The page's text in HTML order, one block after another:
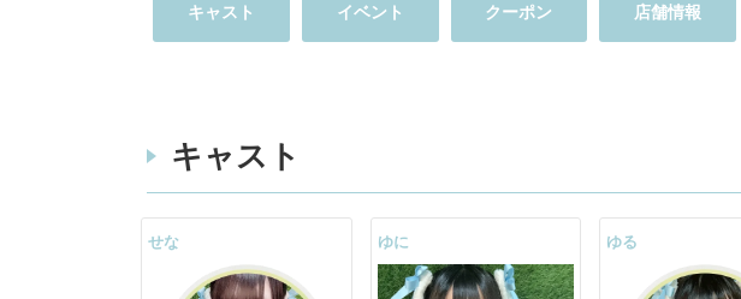
キャスト イベント クーポン 店舗情報
キャスト
せな ゆに ゆる